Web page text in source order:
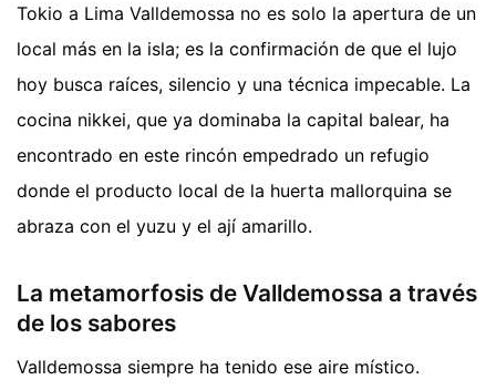
Tokio a Lima Valldemossa no es solo la apertura de un
local más en la isla; es la confirmación de que el lujo
hoy busca raíces, silencio y una técnica impecable. La
cocina nikkei, que ya dominaba la capital balear, ha
encontrado en este rincón empedrado un refugio
donde el producto local de la huerta mallorquina se
abraza con el yuzu y el ají amarillo.
La metamorfosis de Valldemossa a través
de los sabores
Valldemossa siempre ha tenido ese aire místico.